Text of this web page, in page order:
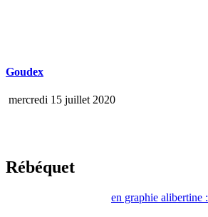
Goudex
mercredi 15 juillet 2020
Rébéquet
en graphie alibertine :